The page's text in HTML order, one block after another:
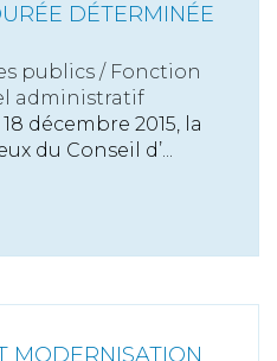
DÉTERMINÉE
publics / Fonction
administratif
décembre 2015, la
du Conseil d’...
MODERNISATION